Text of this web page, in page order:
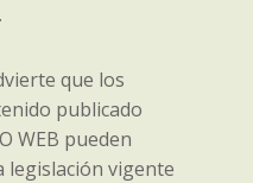
que los
publicado
WEB pueden
vigente